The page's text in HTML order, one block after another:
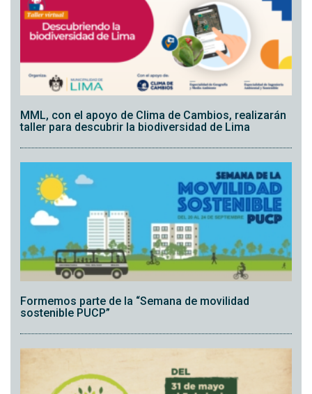
MML, con el apoyo de Clima de Cambios, realizarán
taller para descubrir la biodiversidad de Lima
Formemos parte de la “Semana de movilidad
sostenible PUCP”